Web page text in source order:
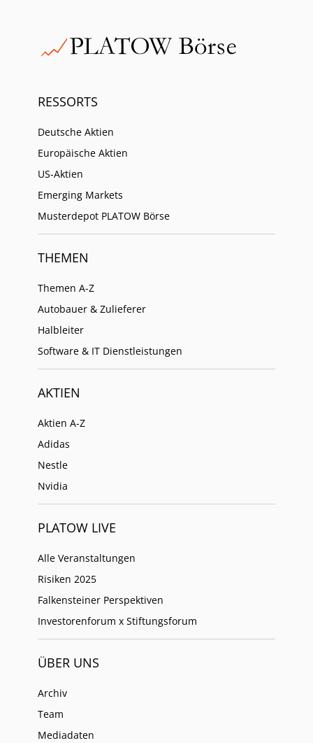
RESSORTS
Deutsche Aktien
Europäische Aktien
US-Aktien
Emerging Markets
Musterdepot PLATOW Börse
THEMEN
Themen A-Z
Autobauer & Zulieferer
Halbleiter
Software & IT Dienstleistungen
AKTIEN
Aktien A-Z
Adidas
Nestle
Nvidia
PLATOW LIVE
Alle Veranstaltungen
Risiken 2025
Falkensteiner Perspektiven
Investorenforum x Stiftungsforum
ÜBER UNS
Archiv
Team
Mediadaten